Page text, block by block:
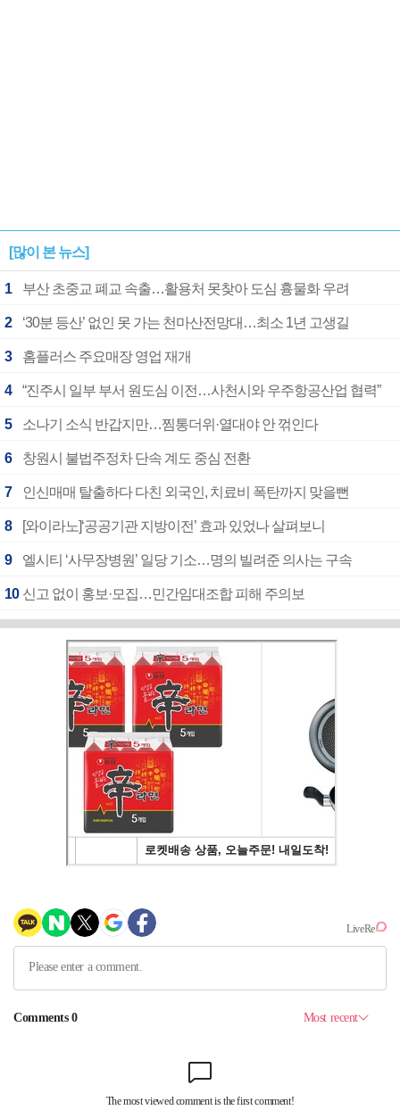
[많이 본 뉴스]
1 부산 초중교 폐교 속출…활용처 못찾아 도심 흉물화 우려
2 ‘30분 등산’ 없인 못 가는 천마산전망대…최소 1년 고생길
3 홈플러스 주요매장 영업 재개
4 “진주시 일부 부서 원도심 이전…사천시와 우주항공산업 협력”
5 소나기 소식 반갑지만…찜통더위·열대야 안 꺾인다
6 창원시 불법주정차 단속 계도 중심 전환
7 인신매매 탈출하다 다친 외국인, 치료비 폭탄까지 맞을뻔
8 [와이라노]‘공공기관 지방이전’ 효과 있었나 살펴보니
9 엘시티 ‘사무장병원’ 일당 기소…명의 빌려준 의사는 구속
10 신고 없이 홍보·모집…민간임대조합 피해 주의보